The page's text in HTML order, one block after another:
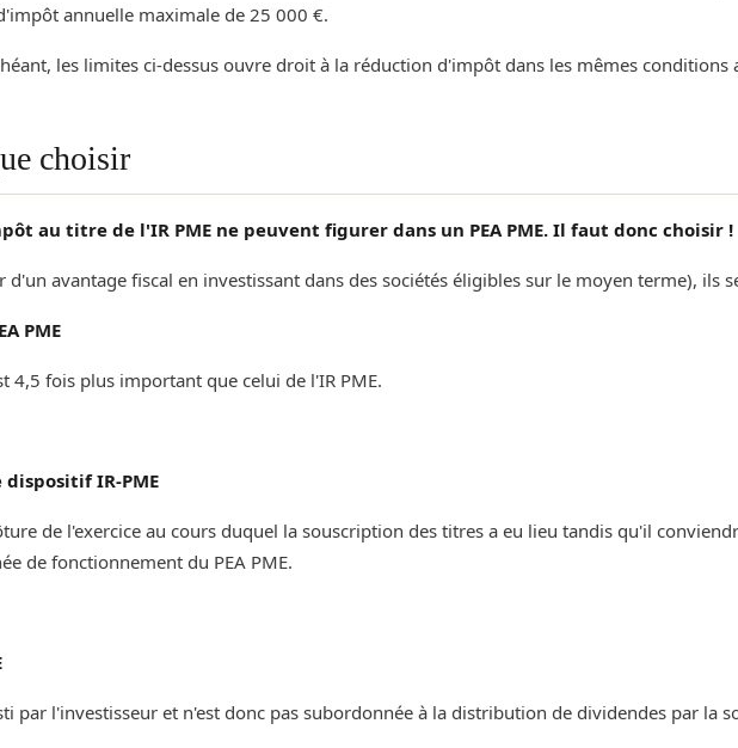
annuelle maximale de 25 000 €.
les limites ci-dessus ouvre droit à la réduction d'impôt dans les mêmes conditions
choisir
au titre de l'IR PME ne peuvent figurer dans un PEA PME. Il faut donc choisir !
avantage fiscal en investissant dans des sociétés éligibles sur le moyen terme), ils
PME
4,5 fois plus important que celui de l'IR PME.
IR-PME
de l'exercice au cours duquel la souscription des titres a eu lieu tandis qu'il
de fonctionnement du PEA PME.
par l'investisseur et n'est donc pas subordonnée à la distribution de dividendes par la